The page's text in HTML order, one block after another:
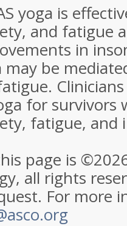
yoga is
and fatigue
in
may be
for survivors
fatigue, and
page is
all rights
For more